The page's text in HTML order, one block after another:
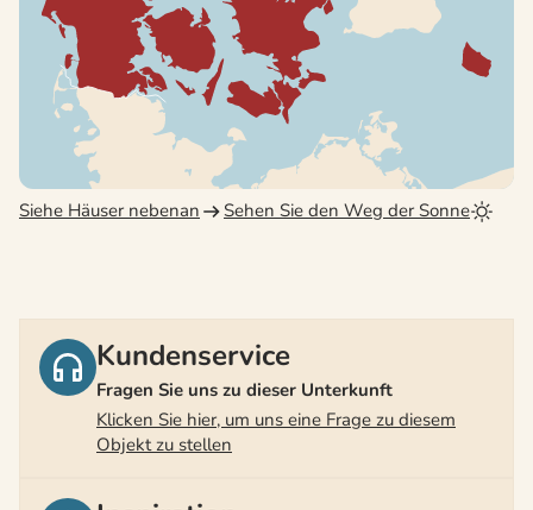
Siehe Häuser nebenan Sehen Sie den Weg der Sonne
Kundenservice
Fragen Sie uns zu dieser Unterkunft
Klicken Sie hier, um uns eine Frage zu diesem
Objekt zu stellen